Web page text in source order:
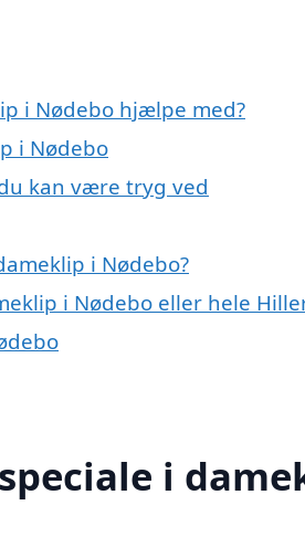
i Nødebo hjælpe med?
i Nødebo
kan være tryg ved
i Nødebo?
i Nødebo eller hele
i